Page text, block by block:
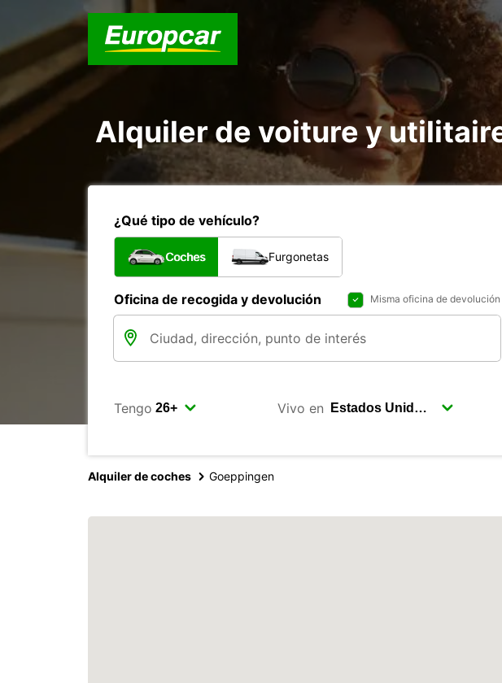
Alquiler de voiture y
¿Qué tipo de vehículo?
Coches Furgonetas
Oficina de recogida y devolución Misma oficina de devolución
Tengo Vivo en
Alquiler de coches Goeppingen